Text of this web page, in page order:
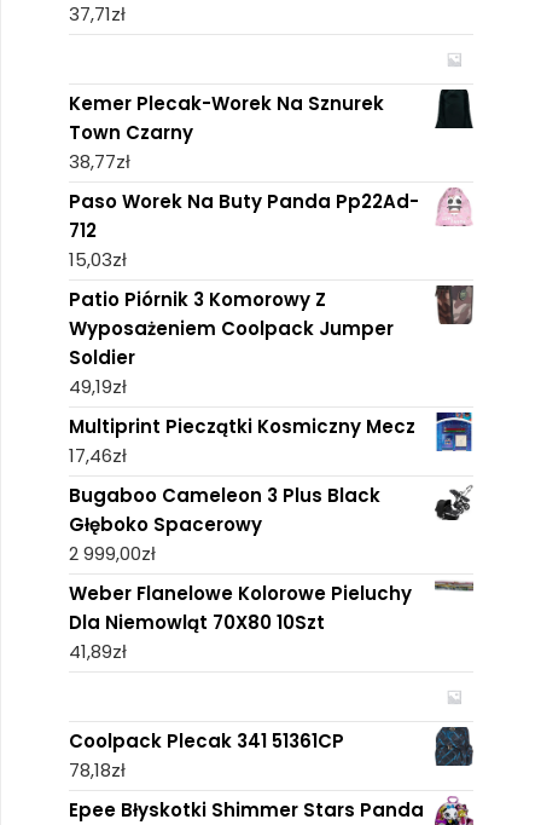
37,71zł
Kemer Plecak-Worek Na Sznurek
Town Czarny
38,77zł
Paso Worek Na Buty Panda Pp22Ad-
712
15,03zł
Patio Piórnik 3 Komorowy Z
Wyposażeniem Coolpack Jumper
Soldier
49,19zł
Multiprint Pieczątki Kosmiczny Mecz
17,46zł
Bugaboo Cameleon 3 Plus Black
Głęboko Spacerowy
2 999,00zł
Weber Flanelowe Kolorowe Pieluchy
Dla Niemowląt 70X80 10Szt
41,89zł
Coolpack Plecak 341 51361CP
78,18zł
Epee Błyskotki Shimmer Stars Panda